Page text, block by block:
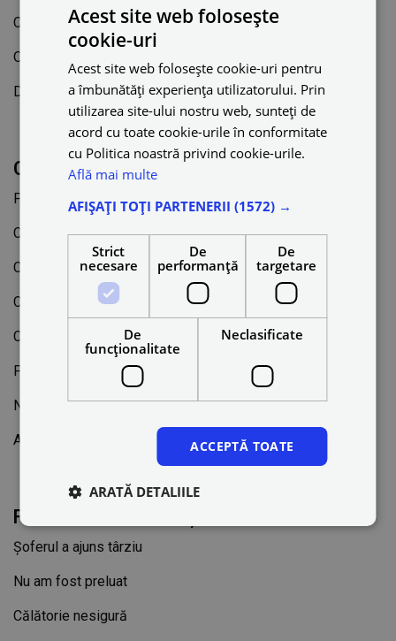
Cum pot contacta șoferul?
Obiecte pierdute
Dimensiunea bagajului care se potrivește în mașină
Cele mai populare întrebări
Politica de prețuri
Cum pot rezerva o călătorie?
Cum pot obține o factură?
Cum vă pot contacta?
Care sunt metodele de plată pe care le oferiți?
Pot solicita un anumit șofer?
Nu doresc să primesc e-mailuri de marketing
Aș dori să-mi șterg contul/profilul
Feedback / Reclamații
Șoferul a ajuns târziu
Nu am fost preluat
Călătorie nesigură
Acest site web folosește
cookie-uri
Acest site web folosește cookie-uri pentru
a îmbunătăți experiența utilizatorului. Prin
utilizarea site-ului nostru web, sunteți de
acord cu toate cookie-urile în conformitate
cu Politica noastră privind cookie-urile.
Află mai multe
AFIȘAȚI TOȚI PARTENERII (1572) →
Strict
necesare
De
performanță
De
targetare
De
funcţionalitate
Neclasificate
ACCEPTĂ TOATE
ARATĂ DETALIILE